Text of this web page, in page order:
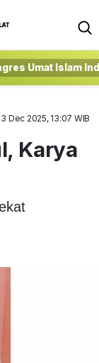
Umat Islam
Dec 2025, 13:07 WIB
Karya